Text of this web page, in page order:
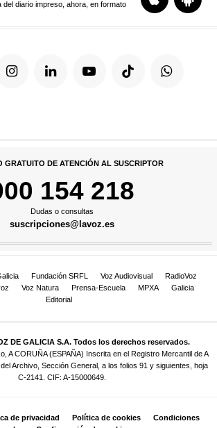
diario impreso, ahora, en formato
GRATUITO DE ATENCIÓN AL SUSCRIPTOR
154 218
Dudas o consultas
suscripciones@lavoz.es
Fundación SRFL Voz Audiovisual
RadioVoz
Voz Natura Prensa-Escuela MPXA
Galicia
Editorial
DE GALICIA S.A. Todos los derechos reservados.
A CORUÑA (ESPAÑA) Inscrita en el Registro Mercantil de A
Archivo, Sección General, a los folios 91 y siguientes, hoja
C-2141. CIF: A-15000649.
de privacidad Política de cookies
Condiciones